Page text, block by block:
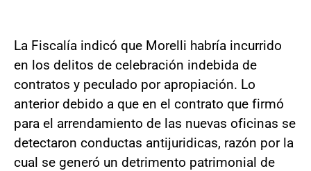
La Fiscalía indicó que Morelli habría incurrido
en los delitos de celebración indebida de
contratos y peculado por apropiación. Lo
anterior debido a que en el contrato que firmó
para el arrendamiento de las nuevas oficinas se
detectaron conductas antijuridicas, razón por la
cual se generó un detrimento patrimonial de